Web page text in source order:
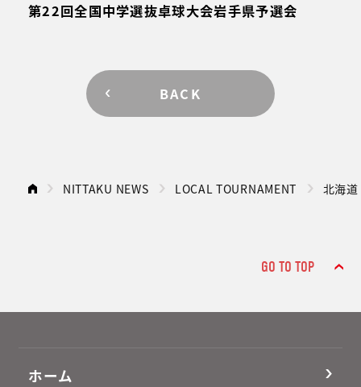
第22回全国中学選抜卓球大会岩手県予選会
BACK
NITTAKU NEWS LOCAL TOURNAMENT 北海
GO TO TOP
ホーム